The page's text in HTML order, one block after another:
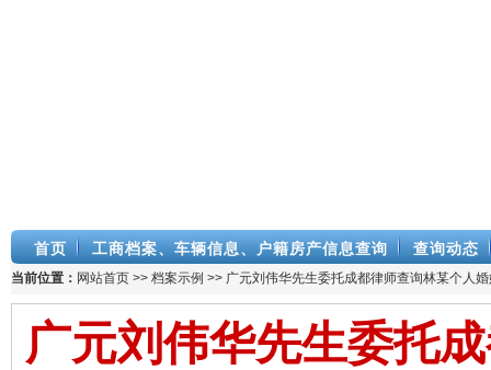
首页 工商档案、车辆信息、户籍房产信息查询 查询动态
当前位置： 网站首页 >> 档案示例 >> 广元刘伟华先生委托成都律师查询林某个人
广元刘伟华先生委托